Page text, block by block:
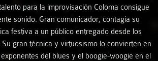
para la improvisación Coloma consigue
sonido. Gran comunicador, contagia su
festiva a un público entregado desde los
gran técnica y virtuosismo lo convierten en
del blues y el boogie-woogie en el